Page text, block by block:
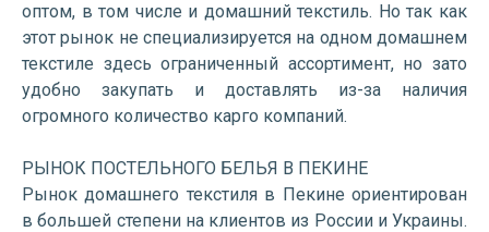
оптом, в том числе и домашний текстиль. Но так как
этот рынок не специализируется на одном домашнем
текстиле здесь ограниченный ассортимент, но зато
удобно закупать и доставлять из-за наличия
огромного количество карго компаний.
РЫНОК ПОСТЕЛЬНОГО БЕЛЬЯ В ПЕКИНЕ
Рынок домашнего текстиля в Пекине ориентирован
в большей степени на клиентов из России и Украины.